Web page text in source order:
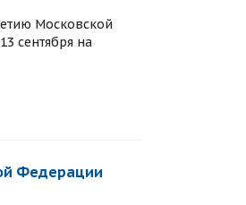
Московской
сентября на
Федерации